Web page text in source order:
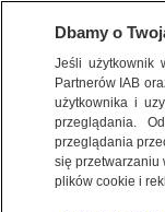
POLSKA
Dbamy o
Jeśli
Partnerów IAB
użytkownika i
przeglądania.
przeglądania
się przetwarzaniu
plików cookie i